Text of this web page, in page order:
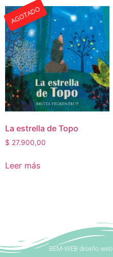
AGOTADO
La estrella de Topo
$ 27.900,00
Leer más
BEM-WEB diseño web.